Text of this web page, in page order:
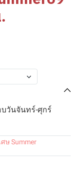
บวันจันทร์-ศุกร์
ษ Summer